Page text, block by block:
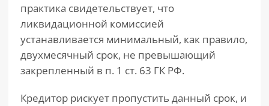
практика свидетельствует, что
ликвидационной комиссией
устанавливается минимальный, как правило,
двухмесячный срок, не превышающий
закрепленный в п. 1 ст. 63 ГК РФ.
Кредитор рискует пропустить данный срок, и